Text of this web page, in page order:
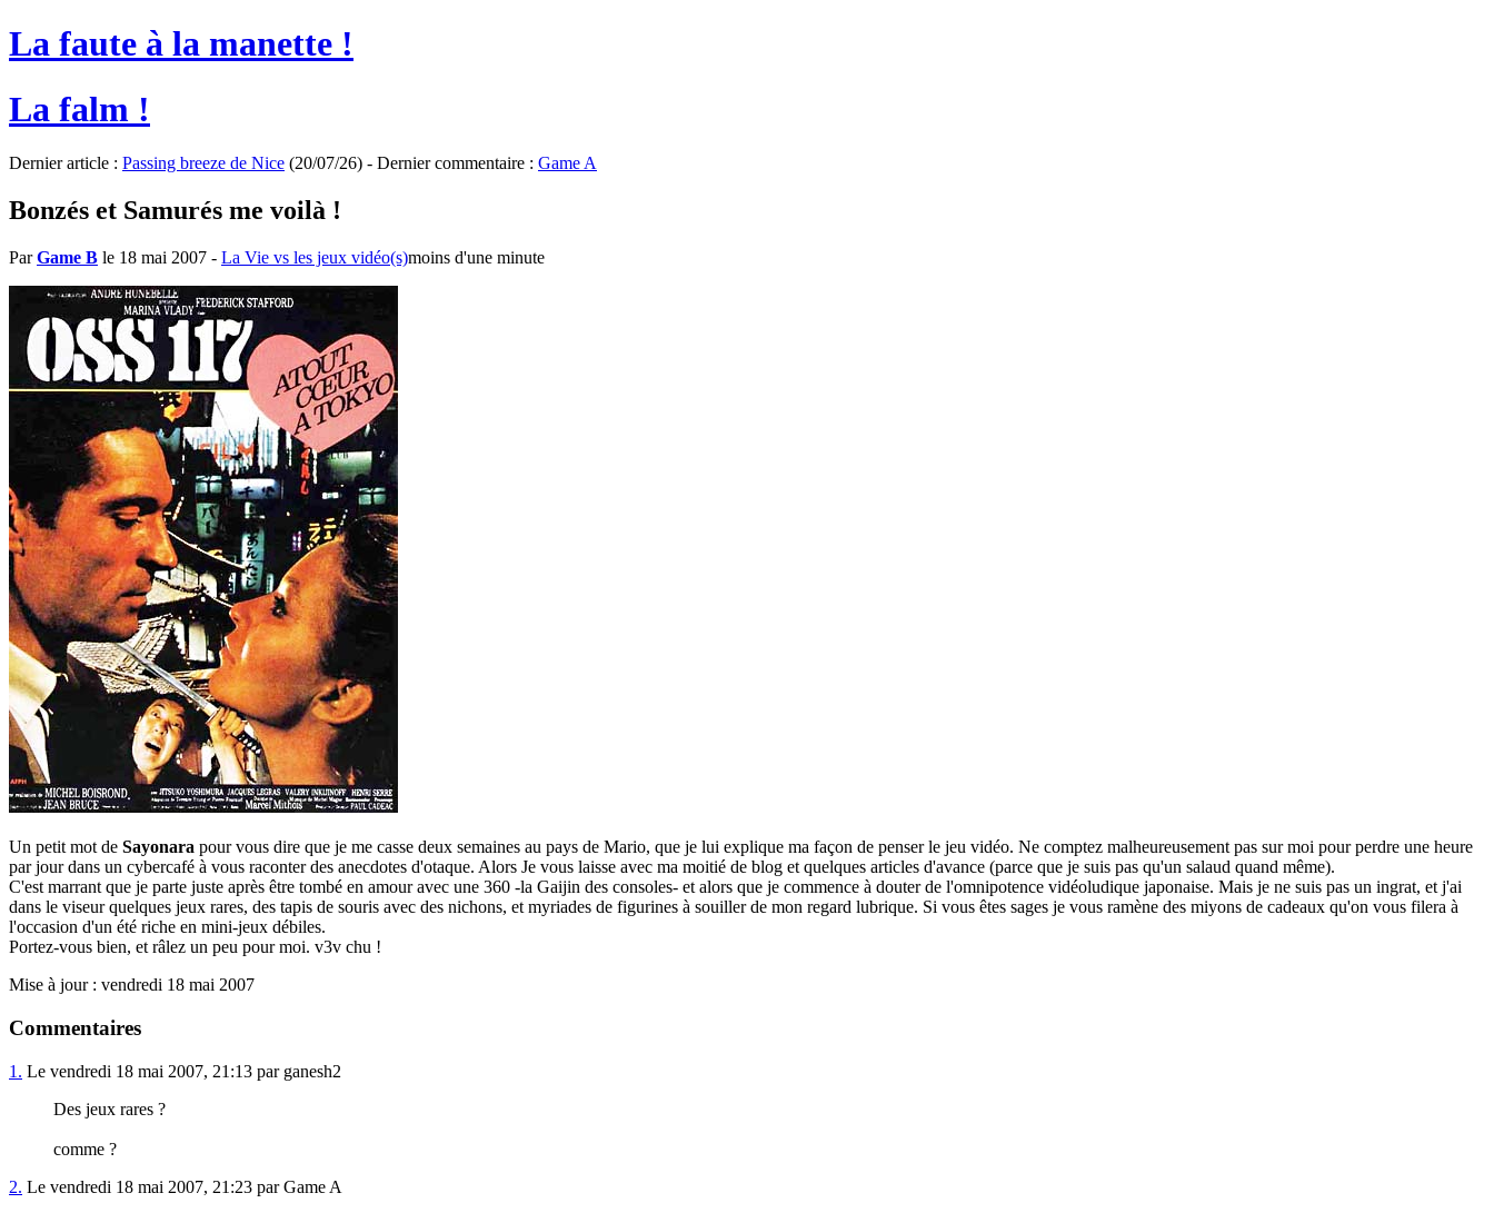
La faute à la manette !
La falm !
Dernier article : Passing breeze de Nice (20/07/26) - Dernier commentaire : Game A
Bonzés et Samurés me voilà !
ParGame B le 18 mai 2007 - La Vie vs les jeux vidéo(s)moins d'une minute
Un petit mot de Sayonara pour vous dire que je me casse deux semaines au pays de Mario, que je lui explique ma façon de penser le jeu vidéo. Ne comptez malheureusement pas sur moi pour perdre une heure
par jour dans un cybercafé à vous raconter des anecdotes d'otaque. Alors Je vous laisse avec ma moitié de blog et quelques articles d'avance (parce que je suis pas qu'un salaud quand même).
C'est marrant que je parte juste après être tombé en amour avec une 360 -la Gaijin des consoles- et alors que je commence à douter de l'omnipotence vidéoludique japonaise. Mais je ne suis pas un ingrat, et j'ai
dans le viseur quelques jeux rares, des tapis de souris avec des nichons, et myriades de figurines à souiller de mon regard lubrique. Si vous êtes sages je vous ramène des miyons de cadeaux qu'on vous filera à
l'occasion d'un été riche en mini-jeux débiles.
Portez-vous bien, et râlez un peu pour moi. v3v chu !
Mise à jour : vendredi 18 mai 2007
Commentaires
1. Le vendredi 18 mai 2007, 21:13 par ganesh2
Des jeux rares ?
comme ?
2. Le vendredi 18 mai 2007, 21:23 par Game A